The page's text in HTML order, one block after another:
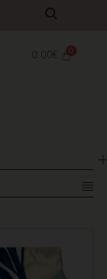
0.00€